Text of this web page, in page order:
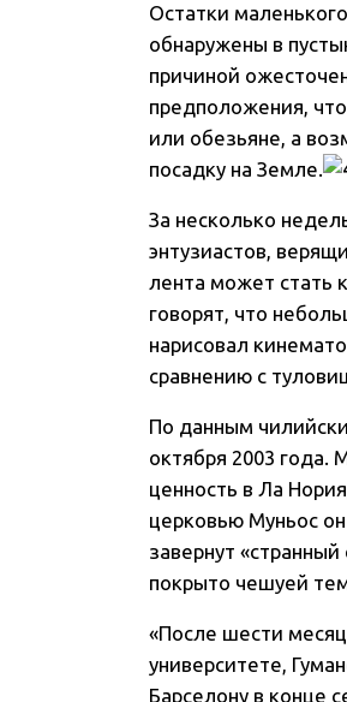
Остатки
обнаружены в
причиной
предположения,
или обезьяне, а
посадку на Земле.
За несколько
энтузиастов,
лента может стать
говорят, что
нарисовал
сравнению с
По данным
октября 2003
ценность в Ла
церковью Муньос
завернут
покрыто чешуей
«После шести
университете,
Барселону в конце